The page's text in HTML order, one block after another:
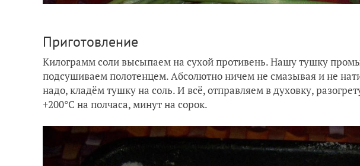
Приготовление
Килограмм соли высыпаем на сухой противень. Нашу тушку
подсушиваем полотенцем. Абсолютно ничем не смазывая и не
надо, кладём тушку на соль. И всё, отправляем в духовку,
+200°С на полчаса, минут на сорок.